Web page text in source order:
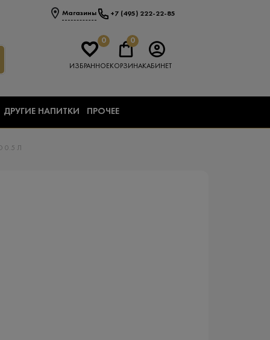
Магазины +7 (495) 222-22-85
0
ИЗБРАННОЕ
0
КОРЗИНАКАБИНЕТ
ДРУГИЕ НАПИТКИ ПРОЧЕЕ
0.5 Л